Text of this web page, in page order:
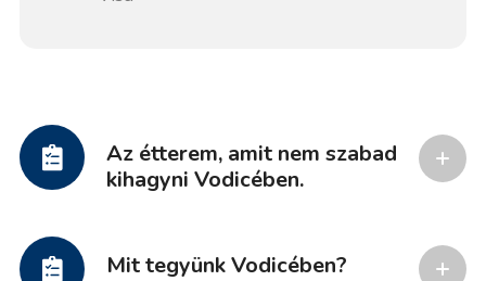
Az étterem, amit nem szabad
kihagyni Vodicében.
Mit tegyünk Vodicében?